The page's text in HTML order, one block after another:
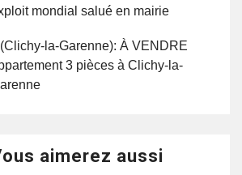
mondial salué en mairie
(Clichy-la-Garenne): À VENDRE
3 pièces à Clichy-la-
aimerez aussi